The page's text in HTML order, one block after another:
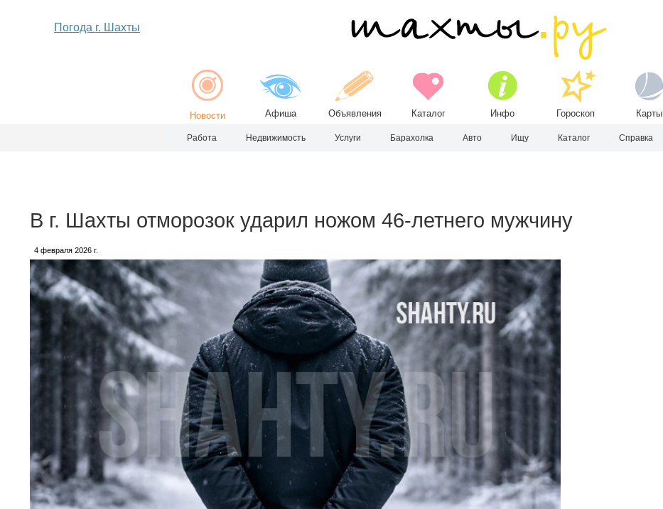
Погода г. Шахты
Новости Афиша Объявления Каталог Инфо Гороскоп Карты
Работа Недвижимость Услуги Барахолка Авто Ищу Каталог Справка
В г. Шахты отморозок ударил ножом 46-летнего мужчину
4 февраля 2026 г.